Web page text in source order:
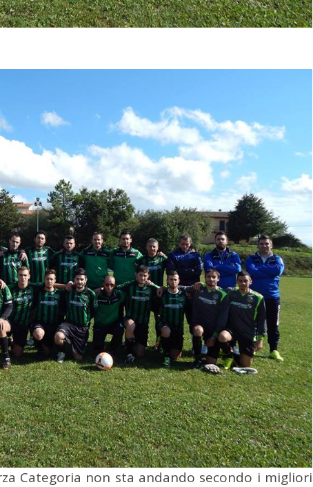
Categoria non sta andando secondo i migliori